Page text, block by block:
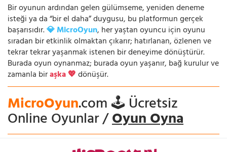
Bir oyunun ardından gelen gülümseme, yeniden deneme
isteği ya da “bir el daha” duygusu, bu platformun gerçek
başarısıdır.💎 MicroOyun, her yaştan oyuncu için oyunu
sıradan bir etkinlik olmaktan çıkarır; hatırlanan, özlenen ve
tekrar tekrar yaşanmak istenen bir deneyime dönüştürür.
Burada oyun oynanmaz; burada oyun yaşanır, bağ kurulur ve
zamanla biraşka 💖dönüşür.
MicroOyun.com 🕹️ Ücretsiz
Online Oyunlar /Oyun Oyna